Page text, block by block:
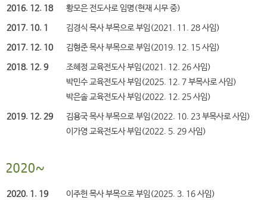
2016. 12. 18 황모은 전도사로 임명(현재 시무 중)
2017. 10. 1 김경식 목사 부목으로 부임(2021. 11. 28 사임)
2017. 12. 10 김형준 목사 부목으로 부임(2019. 12. 15 사임)
2018. 12. 9
조혜정 교육전도사 부임(2021. 12. 26 사임)
박민수 교육전도사 부임(2025. 12. 7 부목사로 사임)
박은솔 교육전도사 부임(2022. 12. 25 사임)
2019. 12. 29
김용국 목사 부목으로 부임(2022. 10. 23 부목사로 사임)
이가영 교육전도사 부임(2022. 5. 29 사임)
2020. 1. 19 이주헌 목사 부목으로 부임(2025. 3. 16 사임)